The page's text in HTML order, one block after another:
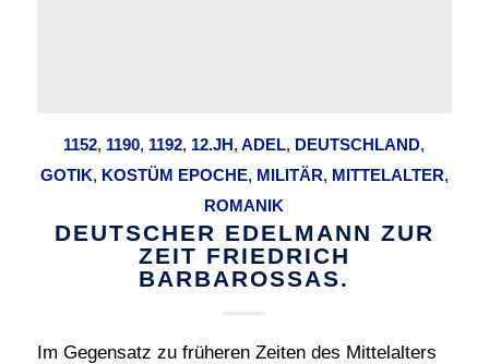
1152, 1190, 1192, 12.JH,ADEL, DEUTSCHLAND,
GOTIK, KOSTÜM EPOCHE, MILITÄR, MITTELALTER,
ROMANIK
DEUTSCHER EDELMANN ZUR
ZEIT FRIEDRICH
BARBAROSSAS.
Im Gegensatz zu früheren Zeiten des Mittelalters